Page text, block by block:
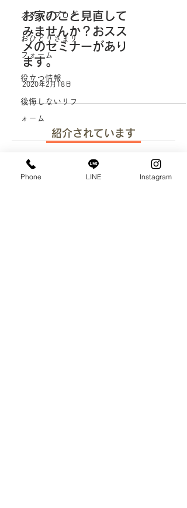
スタッフブログ
おひとりさまリ
フォーム
役立つ情報
後悔しないリフ
ォーム
お家のこと見直して
みませんか？おスス
メのセミナーがあり
ます。
2020年2月18日
紹介されています
Phone LINE Instagram